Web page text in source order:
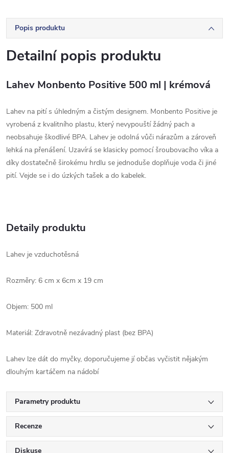
Popis produktu
Detailní popis produktu
Lahev Monbento Positive 500 ml | krémová
Lahev na pití s úhledným a čistým designem. Monbento Positive je
vyrobená z kvalitního plastu, který nevypouští žádný pach a
neobsahuje škodlivé BPA. Lahev je odolná vůči nárazům a zároveň
lehká na přenášení. Uzavírá se klasicky pomocí šroubovacího víka a
díky dostatečně širokému hrdlu se jednoduše doplňuje voda či jiné
pití. Vejde se i do úzkých tašek a do kabelek.
Detaily produktu
Lahev je vzduchotěsná
Rozměry: 6 cm x 6cm x 19 cm
Objem: 500 ml
Materiál: Zdravotně nezávadný plast (bez BPA)
Lahev lze dát do myčky, doporučujeme jí občas vyčistit nějakým
dlouhým kartáčem na nádobí
Parametry produktu
Recenze
Diskuse